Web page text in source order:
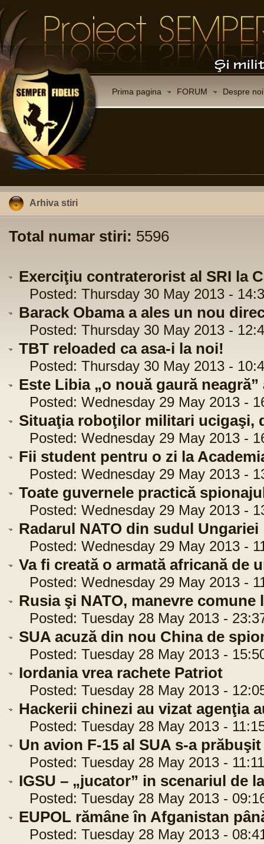
Prima pagina FORUM Despre noi
Arhiva stiri
Total numar stiri: 5596
Exerciţiu contraterorist al SRI la
Posted: Thursday 30 May 2013 -
Barack Obama a ales un nou
Posted: Thursday 30 May 2013 -
TBT reloaded ca asa-i la noi!
Posted: Thursday 30 May 2013 -
Este Libia „o nouă gaură
Posted: Wednesday 29 May 2013 -
Situaţia roboţilor militari ucigaşi,
Posted: Wednesday 29 May 2013 -
Fii student pentru o zi la
Posted: Wednesday 29 May 2013 -
Toate guvernele practică
Posted: Wednesday 29 May 2013 -
Radarul NATO din sudul
Posted: Wednesday 29 May 2013 -
Va fi creată o armată africană de
Posted: Wednesday 29 May 2013 -
Rusia şi NATO, manevre comune
Posted: Tuesday 28 May 2013 -
SUA acuză din nou China de
Posted: Tuesday 28 May 2013 -
Iordania vrea rachete Patriot
Posted: Tuesday 28 May 2013 -
Hackerii chinezi au vizat agenţia
Posted: Tuesday 28 May 2013 -
Un avion F-15 al SUA s-a
Posted: Tuesday 28 May 2013 -
IGSU – „jucator” in scenariul de
Posted: Tuesday 28 May 2013 -
EUPOL rămâne în Afganistan
Posted: Tuesday 28 May 2013 -